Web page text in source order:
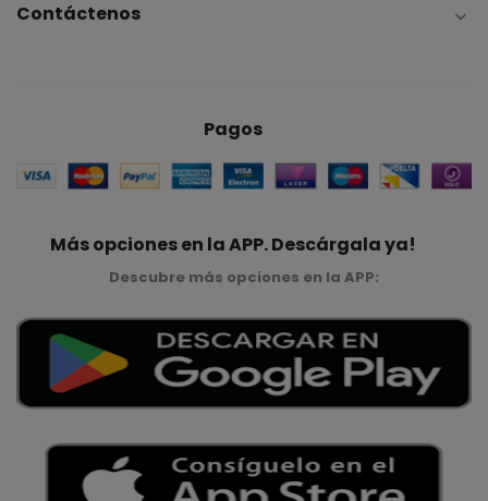
Contáctenos 
Pagos
Más opciones en la APP. Descárgala ya!
Descubre más opciones en la APP: